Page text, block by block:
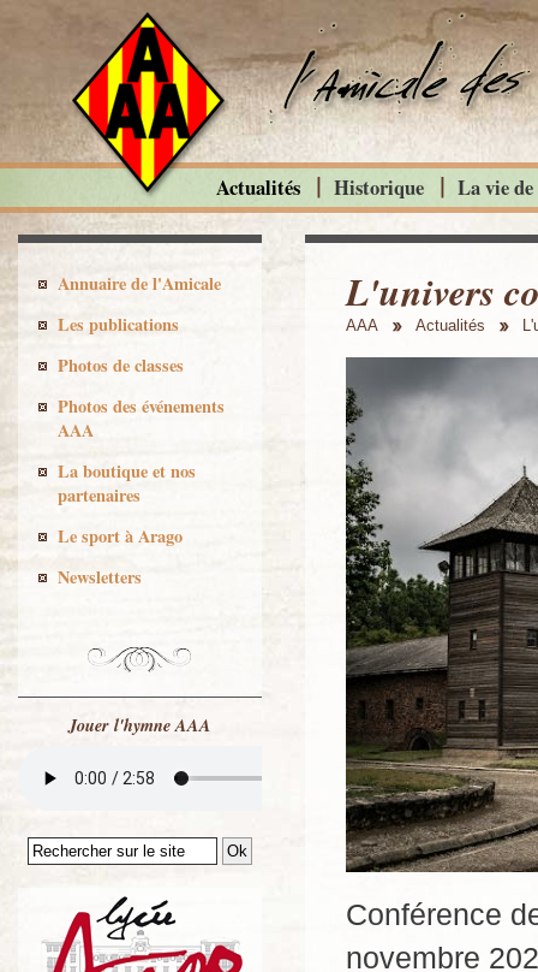
L'univers
AAA Actualités
Conférence
novembre
Actualités Historique La vie
Annuaire de l'Amicale
Les publications
Photos de classes
Photos des événements
AAA
La boutique et nos
partenaires
Le sport à Arago
Newsletters
Jouer l'hymne AAA